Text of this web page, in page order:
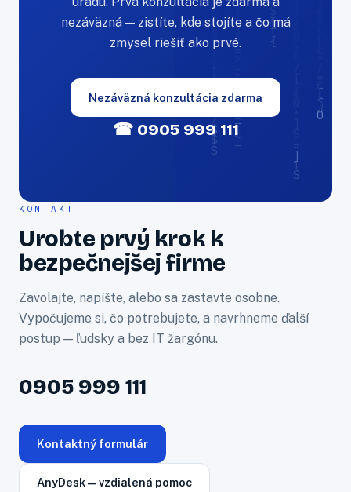
nezáväzná — zistíte, kde stojíte a čo má
zmysel riešiť ako prvé.
Nezáväzná konzultácia zdarma
☎ 0905 999 111
KONTAKT
Urobte prvý krok k
bezpečnejšej firme
Zavolajte, napíšte, alebo sa zastavte osobne.
Vypočujeme si, čo potrebujete, a navrhneme ďalší
postup — ľudsky a bez IT žargónu.
0905 999 111
Kontaktný formulár
AnyDesk — vzdialená pomoc